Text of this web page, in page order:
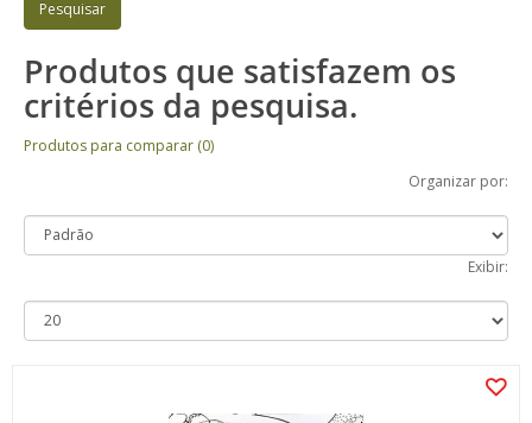
Produtos que satisfazem os
critérios da pesquisa.
Produtos para comparar (0)
Organizar por:
Exibir: